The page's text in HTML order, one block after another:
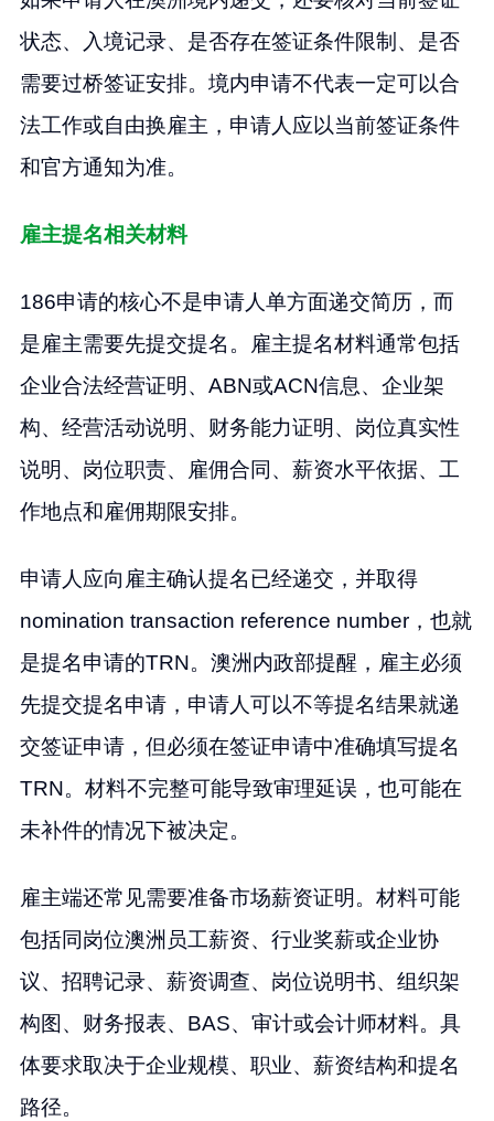
状态、入境记录、是否存在签证条件限制、是否
需要过桥签证安排。境内申请不代表一定可以合
法工作或自由换雇主，申请人应以当前签证条件
和官方通知为准。
雇主提名相关材料
186申请的核心不是申请人单方面递交简历，而
是雇主需要先提交提名。雇主提名材料通常包括
企业合法经营证明、ABN或ACN信息、企业架
构、经营活动说明、财务能力证明、岗位真实性
说明、岗位职责、雇佣合同、薪资水平依据、工
作地点和雇佣期限安排。
申请人应向雇主确认提名已经递交，并取得
nomination transaction reference number，也就
是提名申请的TRN。澳洲内政部提醒，雇主必须
先提交提名申请，申请人可以不等提名结果就递
交签证申请，但必须在签证申请中准确填写提名
TRN。材料不完整可能导致审理延误，也可能在
未补件的情况下被决定。
雇主端还常见需要准备市场薪资证明。材料可能
包括同岗位澳洲员工薪资、行业奖薪或企业协
议、招聘记录、薪资调查、岗位说明书、组织架
构图、财务报表、BAS、审计或会计师材料。具
体要求取决于企业规模、职业、薪资结构和提名
路径。